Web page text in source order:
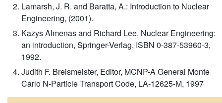
Lamarsh, J. R. and Baratta, A.: Introduction to Nuclear
Engineering, (2001).
Kazys Almenas and Richard Lee, Nuclear Engineering:
an introduction, Springer-Verlag, ISBN 0-387-53960-3,
1992.
Judith F. Breismeister, Editor, MCNP-A General Monte
Carlo N-Particle Transport Code, LA-12625-M, 1997